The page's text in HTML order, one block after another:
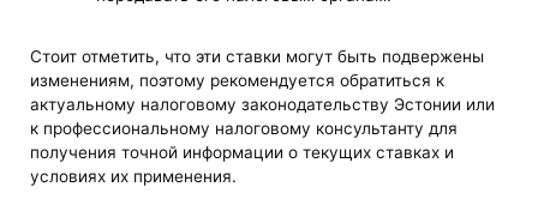
Стоит отметить, что эти ставки могут быть подвержены
изменениям, поэтому рекомендуется обратиться к
актуальному налоговому законодательству Эстонии или
к профессиональному налоговому консультанту для
получения точной информации о текущих ставках и
условиях их применения.